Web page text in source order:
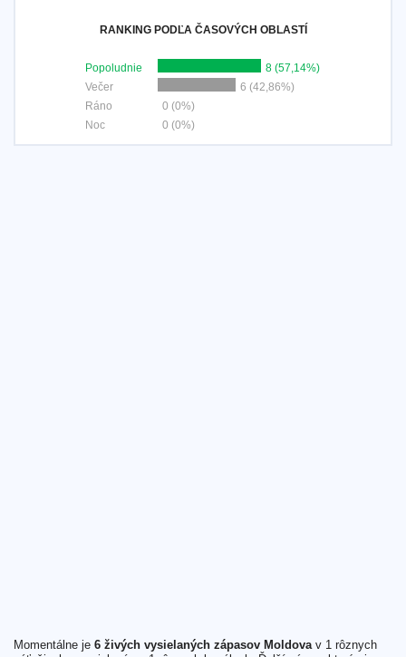
RANKING PODĽA ČASOVÝCH OBLASTÍ
Popoludnie
8 (57,14%)
Večer
6 (42,86%)
Ráno
0 (0%)
Noc
0 (0%)
Momentálne je 6 živých vysielaných zápasov Moldovav 1 rôznych